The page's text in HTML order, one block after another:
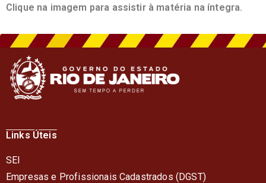
Clique na imagem para assistir à matéria na íntegra.
Links Úteis
SEI
Empresas e Profissionais Cadastrados (DGST)